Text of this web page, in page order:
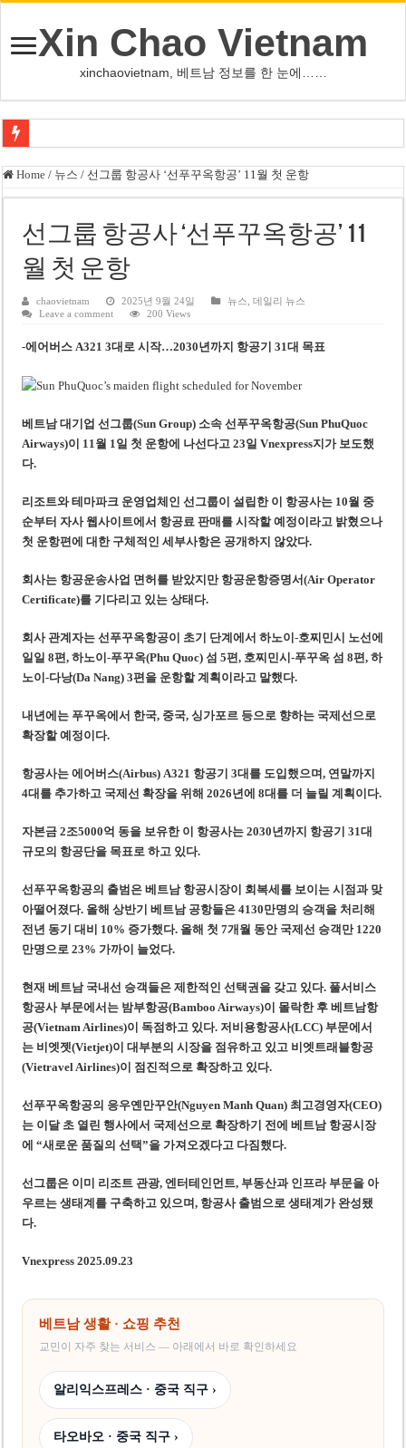
Xin Chao Vietnam
xinchaovietnam, 베트남 정보를 한 눈에……
하노이-하이퐁 고속도로 차량 투석 용의자 신원 확인
베트남 증시 업그레이드, 수십억 달러 유입 전망…수혜주는
베트남주식 VN지수 1,800선 돌파 기대…증권사, 유망 종목 제시
하노이 쌍둥이 타워 99층 부지 현장…세계 최고층 빌딩 추진
베트남주식 SST, 2025년 현금 배당 80% 결정…과거 최대 350% 지급 이력
베트남 전자비자 사기 웹사이트 주의…외국인 여행자 피해 경보
호주 젯스타, 내년부터 기내 수납칸 이용 유료화
호찌민시, 약 6,500㎡ 토지 용도변경 승인…리조트 개발 추진
Home / 뉴스 / 선그룹 항공사 ‘선푸꾸옥항공’ 11월 첫 운항
선그룹 항공사 ‘선푸꾸옥항공’ 11
월 첫 운항
chaovietnam 2025년 9월 24일 뉴스 ,데일리 뉴스
Leave a comment
200 Views
-에어버스 A321 3대로 시작…2030년까지 항공기 31대 목표
베트남 대기업 선그룹(Sun Group) 소속 선푸꾸옥항공(Sun PhuQuoc
Airways)이 11월 1일 첫 운항에 나선다고 23일 Vnexpress지가 보도했
다.
리조트와 테마파크 운영업체인 선그룹이 설립한 이 항공사는 10월 중
순부터 자사 웹사이트에서 항공료 판매를 시작할 예정이라고 밝혔으나
첫 운항편에 대한 구체적인 세부사항은 공개하지 않았다.
회사는 항공운송사업 면허를 받았지만 항공운항증명서(Air Operator
Certificate)를 기다리고 있는 상태다.
회사 관계자는 선푸꾸옥항공이 초기 단계에서 하노이-호찌민시 노선에
일일 8편, 하노이-푸꾸옥(Phu Quoc) 섬 5편, 호찌민시-푸꾸옥 섬 8편, 하
노이-다낭(Da Nang) 3편을 운항할 계획이라고 말했다.
내년에는 푸꾸옥에서 한국, 중국, 싱가포르 등으로 향하는 국제선으로
확장할 예정이다.
항공사는 에어버스(Airbus) A321 항공기 3대를 도입했으며, 연말까지
4대를 추가하고 국제선 확장을 위해 2026년에 8대를 더 늘릴 계획이다.
자본금 2조5000억 동을 보유한 이 항공사는 2030년까지 항공기 31대
규모의 항공단을 목표로 하고 있다.
선푸꾸옥항공의 출범은 베트남 항공시장이 회복세를 보이는 시점과 맞
아떨어졌다. 올해 상반기 베트남 공항들은 4130만명의 승객을 처리해
전년 동기 대비 10% 증가했다. 올해 첫 7개월 동안 국제선 승객만 1220
만명으로 23% 가까이 늘었다.
현재 베트남 국내선 승객들은 제한적인 선택권을 갖고 있다. 풀서비스
항공사 부문에서는 밤부항공(Bamboo Airways)이 몰락한 후 베트남항
공(Vietnam Airlines)이 독점하고 있다. 저비용항공사(LCC) 부문에서
는 비엣젯(Vietjet)이 대부분의 시장을 점유하고 있고 비엣트래블항공
(Vietravel Airlines)이 점진적으로 확장하고 있다.
선푸꾸옥항공의 응우옌만꾸안(Nguyen Manh Quan) 최고경영자(CEO)
는 이달 초 열린 행사에서 국제선으로 확장하기 전에 베트남 항공시장
에 “새로운 품질의 선택”을 가져오겠다고 다짐했다.
선그룹은 이미 리조트 관광, 엔터테인먼트, 부동산과 인프라 부문을 아
우르는 생태계를 구축하고 있으며, 항공사 출범으로 생태계가 완성됐
다.
Vnexpress 2025.09.23
베트남 생활 · 쇼핑 추천
교민이 자주 찾는 서비스 — 아래에서 바로 확인하세요
알리익스프레스 · 중국 직구 ›
타오바오 · 중국 직구 ›